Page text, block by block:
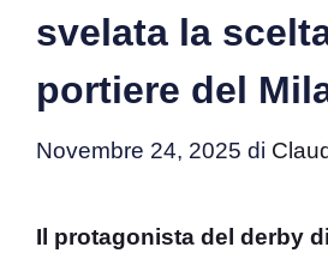
svelata la
portiere del
Novembre 24, 2025 di
Il protagonista del derby